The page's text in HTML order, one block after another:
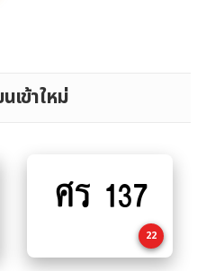
เข้าใหม่
to
ศร 137
22